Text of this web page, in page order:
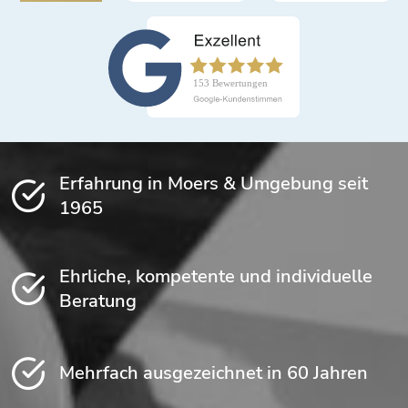
Erfahrung in Moers & Umgebung seit
1965
Ehrliche, kompetente und individuelle
Beratung
Mehrfach ausgezeichnet in 60 Jahren